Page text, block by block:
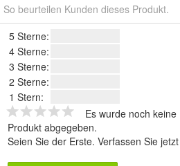
So beurteilen Kunden dieses Produkt.
5 Sterne:
4 Sterne:
3 Sterne:
2 Sterne:
1 Stern:
Es wurde noch
Produkt abgegeben.
Seien Sie der Erste. Verfassen Sie